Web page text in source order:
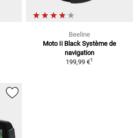
Beeline
Moto Ii Black Système de
navigation
199,99 €1